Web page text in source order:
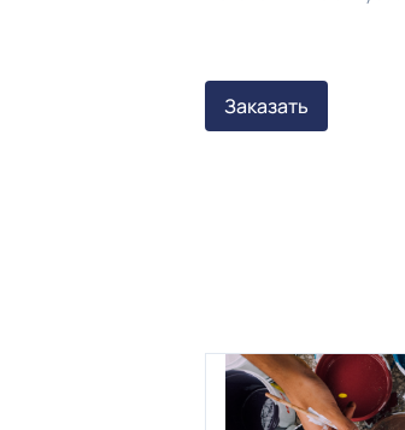
Заказать